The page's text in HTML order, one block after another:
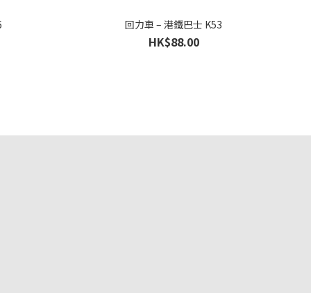
回力車 – 港鐵巴士 K53
HK$88.00